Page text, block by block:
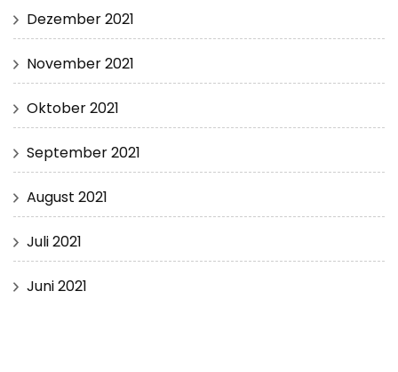
Dezember 2021
November 2021
Oktober 2021
September 2021
August 2021
Juli 2021
Juni 2021